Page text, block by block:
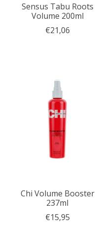
Sensus Tabu Roots
Volume 200ml
€21,06
Chi Volume Booster
237ml
€15,95